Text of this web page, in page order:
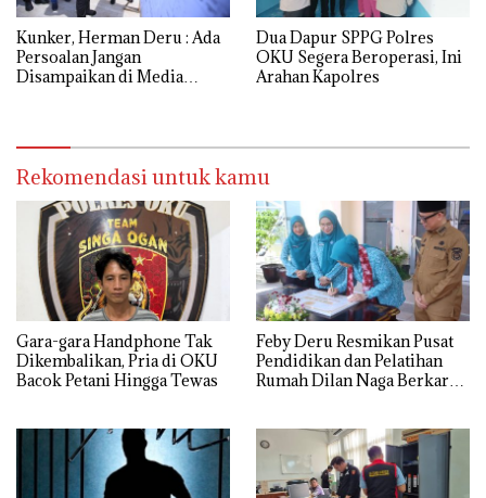
Kunker, Herman Deru : Ada
Persoalan Jangan
Disampaikan di Media
Dua Dapur SPPG Polres
OKU Segera Beroperasi, Ini
Arahan Kapolres
Rekomendasi untuk kamu
Gara-gara Handphone Tak
Dikembalikan, Pria di OKU
Bacok Petani Hingga Tewas
Feby Deru Resmikan Pusat
Pendidikan dan Pelatihan
Rumah Dilan Naga Berkarya